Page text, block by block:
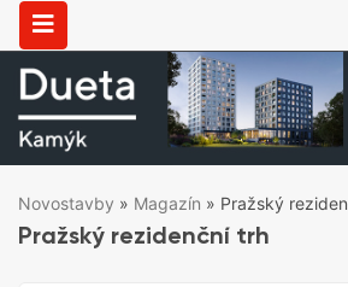
Novostavby » Magazín » Pražský
Pražský rezidenční trh